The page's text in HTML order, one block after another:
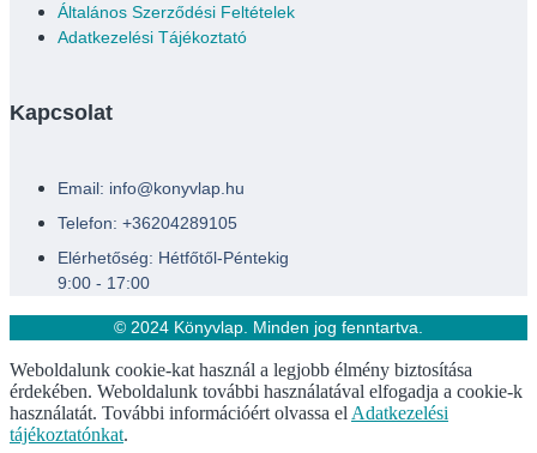
Általános Szerződési Feltételek
Adatkezelési Tájékoztató
Kapcsolat
Email: info@konyvlap.hu
Telefon: +36204289105
Elérhetőség: Hétfőtől-Péntekig
9:00 - 17:00
© 2024 Könyvlap. Minden jog fenntartva.
Weboldalunk cookie-kat használ a legjobb élmény biztosítása
érdekében. Weboldalunk további használatával elfogadja a cookie-k
használatát. További információért olvassa el Adatkezelési
tájékoztatónkat.